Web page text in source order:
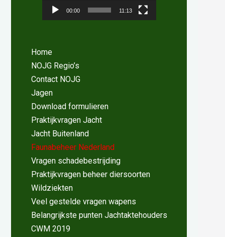
00:00 11:13
Home
NOJG Regio’s
Contact NOJG
Jagen
Download formulieren
Praktijkvragen Jacht
Jacht Buitenland
Faunabeheer Nederland
Vragen schadebestrijding
Praktijkvragen beheer diersoorten
Wildziekten
Veel gestelde vragen wapens
Belangrijkste punten Jachtaktehouders
CWM 2019